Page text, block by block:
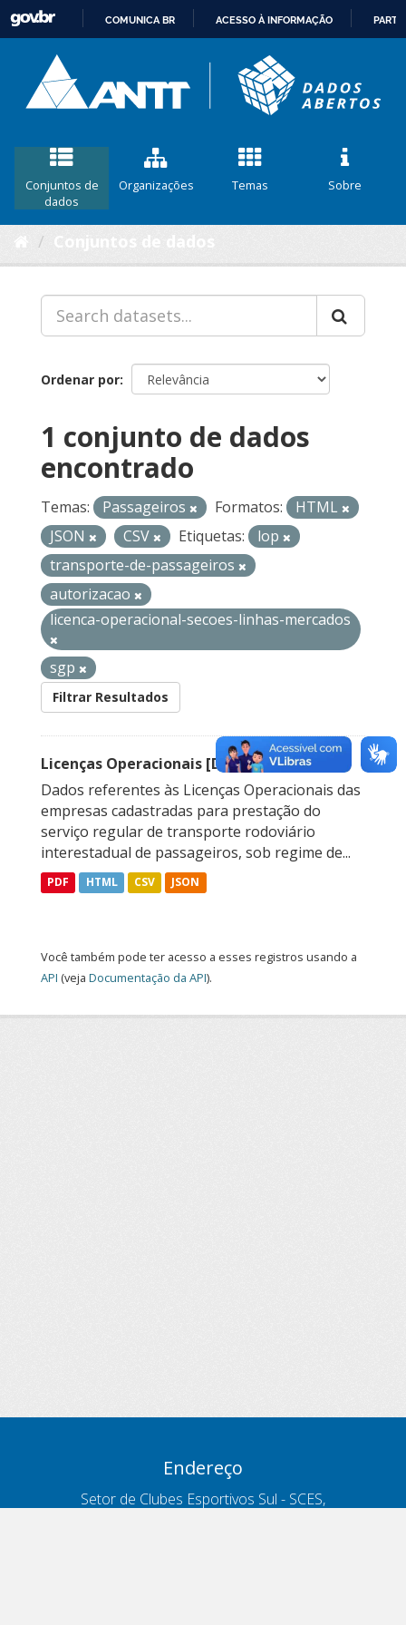
CONTEÚDO
COMUNICA BR ACESSO À INFORMAÇÃO
Conjuntos de
dados
Organizações Temas Sobre
Ordenar por
1 conjunto de dados
encontrado
Temas: Passageiros Formatos:
HTML
JSON
CSV Etiquetas:
lop
transporte-de-passageiros
autorizacao
licenca-operacional-secoes-linhas-mercados
sgp
Filtrar Resultados
Licenças Operacionais [Descontinuado]
Dados referentes às Licenças Operacionais das
empresas cadastradas para prestação do
serviço regular de transporte rodoviário
interestadual de passageiros, sob regime de...
PDF HTML CSV JSON
Você também pode ter acesso a esses registros usando a
API (veja Documentação da API).
Endereço
Setor de Clubes Esportivos Sul - SCES,